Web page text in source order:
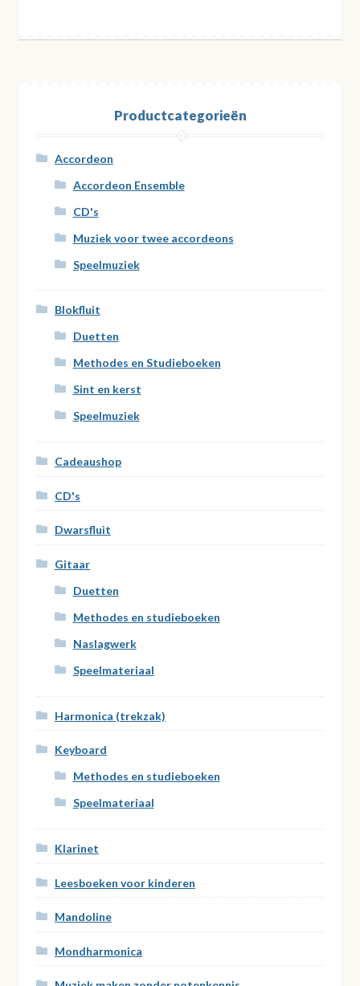
Productcategorieën
Accordeon
Accordeon Ensemble
CD's
Muziek voor twee accordeons
Speelmuziek
Blokfluit
Duetten
Methodes en Studieboeken
Sint en kerst
Speelmuziek
Cadeaushop
CD's
Dwarsfluit
Gitaar
Duetten
Methodes en studieboeken
Naslagwerk
Speelmateriaal
Harmonica (trekzak)
Keyboard
Methodes en studieboeken
Speelmateriaal
Klarinet
Leesboeken voor kinderen
Mandoline
Mondharmonica